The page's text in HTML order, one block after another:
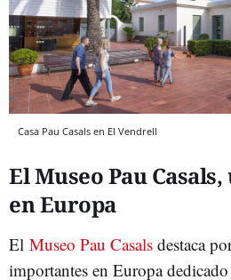
Casa Pau Casals en El Vendrell
El Museo Pau
en Europa
El Museo Pau Casals destaca
importantes en Europa